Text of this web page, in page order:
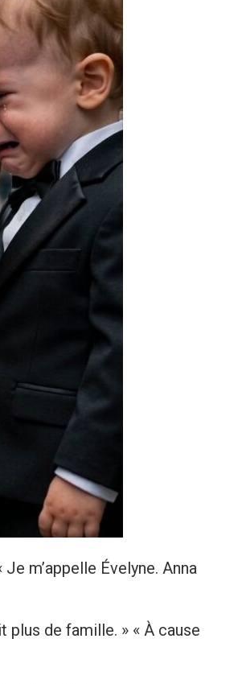
m’appelle Évelyne. Anna
plus de famille. » « À cause